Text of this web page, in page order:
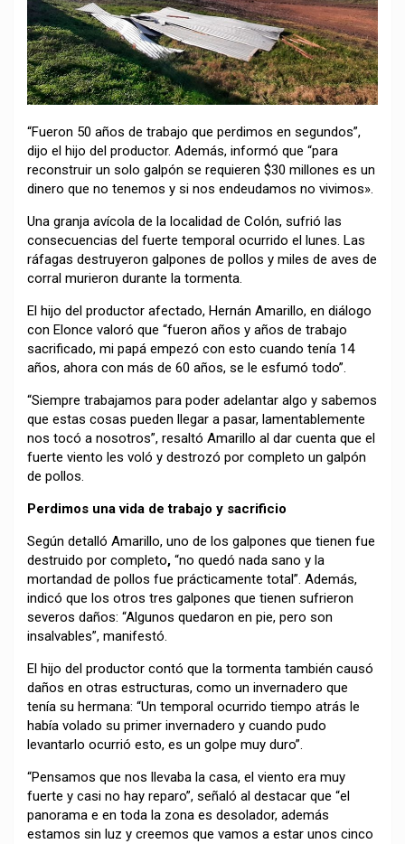
“Fueron 50 años de trabajo que perdimos en segundos”,
dijo el hijo del productor. Además, informó que “para
reconstruir un solo galpón se requieren $30 millones es un
dinero que no tenemos y si nos endeudamos no vivimos».
Una granja avícola de la localidad de Colón, sufrió las
consecuencias del fuerte temporal ocurrido el lunes. Las
ráfagas destruyeron galpones de pollos y miles de aves de
corral murieron durante la tormenta.
El hijo del productor afectado, Hernán Amarillo, en diálogo
con Elonce valoró que “fueron años y años de trabajo
sacrificado, mi papá empezó con esto cuando tenía 14
años, ahora con más de 60 años, se le esfumó todo”.
“Siempre trabajamos para poder adelantar algo y sabemos
que estas cosas pueden llegar a pasar, lamentablemente
nos tocó a nosotros”, resaltó Amarillo al dar cuenta que el
fuerte viento les voló y destrozó por completo un galpón
de pollos.
Perdimos una vida de trabajo y sacrificio
Según detalló Amarillo, uno de los galpones que tienen fue
destruido por completo, “no quedó nada sano y la
mortandad de pollos fue prácticamente total”. Además,
indicó que los otros tres galpones que tienen sufrieron
severos daños: “Algunos quedaron en pie, pero son
insalvables”, manifestó.
El hijo del productor contó que la tormenta también causó
daños en otras estructuras, como un invernadero que
tenía su hermana: “Un temporal ocurrido tiempo atrás le
había volado su primer invernadero y cuando pudo
levantarlo ocurrió esto, es un golpe muy duro”.
“Pensamos que nos llevaba la casa, el viento era muy
fuerte y casi no hay reparo”, señaló al destacar que “el
panorama e en toda la zona es desolador, además
estamos sin luz y creemos que vamos a estar unos cinco